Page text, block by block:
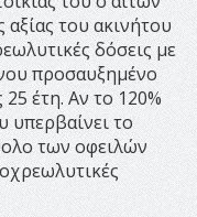
αξίας του ακινήτου
δόσεις με
προσαυξημένο
έτη. Αν το 120%
υπερβαίνει το
των οφειλών